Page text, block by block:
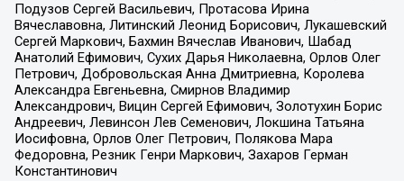
Подузов Сергей Васильевич, Протасова Ирина
Вячеславовна, Литинский Леонид Борисович, Лукашевский
Сергей Маркович, Бахмин Вячеслав Иванович, Шабад
Анатолий Ефимович, Сухих Дарья Николаевна, Орлов Олег
Петрович, Добровольская Анна Дмитриевна, Королева
Александра Евгеньевна, Смирнов Владимир
Александрович, Вицин Сергей Ефимович, Золотухин Борис
Андреевич, Левинсон Лев Семенович, Локшина Татьяна
Иосифовна, Орлов Олег Петрович, Полякова Мара
Федоровна, Резник Генри Маркович, Захаров Герман
Константинович